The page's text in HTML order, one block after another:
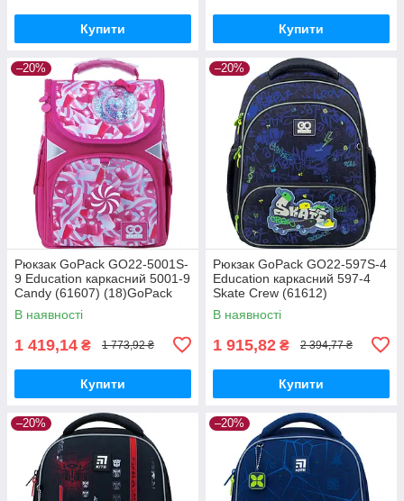
Купити Купити
–20%
Рюкзак GoPack GO22-5001S-
9 Education каркасний 5001-9
Candy (61607) (18)GoPack
В наявності
1 419,14 ₴ 1 773,92 ₴
Купити
–20%
Рюкзак GoPack GO22-597S-4
Education каркасний 597-4
Skate Crew (61612)
(18)GoPack
В наявності
1 915,82 ₴ 2 394,77 ₴
Купити
–20% –20%